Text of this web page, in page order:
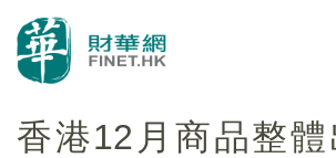
香港12月商品整